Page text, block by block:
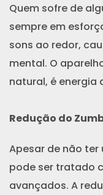
Quem sofre de
sempre em
sons ao redor,
mental. O
natural, é energia
Redução do
Apesar de não
pode ser tratado
avançados. A